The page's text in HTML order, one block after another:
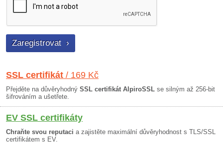
SSL certifikát / 169 Kč
Přejděte na důvěryhodný SSL certifikát AlpiroSSL se silným až 256-bit
šifrováním a ušetřete.
EV SSL certifikáty
Chraňte svou reputaci a zajistěte maximální důvěryhodnost s TLS/SSL
certifikátem s EV.